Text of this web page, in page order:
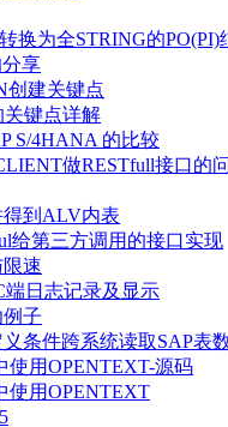
换为全STRING的PO(PI)
享
创建关键点
关键点详解
S/4HANA 的比较
做RESTfull接口的
到ALV内表
给第三方调用的接口实现
速
端日志记录及显示
子
条件跨系统读取SAP表
使用OPENTEXT-源码
使用OPENTEXT